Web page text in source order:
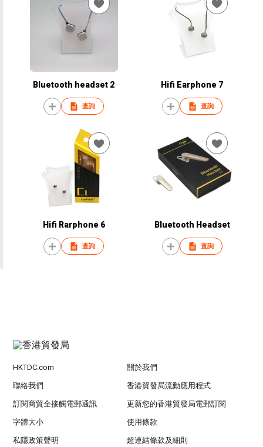
Bluetooth headset 2
查詢
Hifi Earphone 7
查詢
Hifi Rarphone 6
查詢
Bluetooth Headset
查詢
HKTDC.com 關於我們
聯絡我們 香港貿發局流動應用程式
訂閱商貿全接觸電郵通訊 更新您的香港貿發局電郵訂閱
字體大小 使用條款
私隱政策聲明 超連結條款及細則